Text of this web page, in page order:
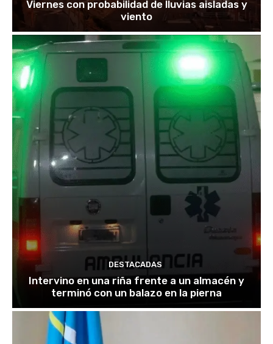
Viernes con probabilidad de lluvias aisladas y
viento
DESTACADAS
Intervino en una riña frente a un almacén y
terminó con un balazo en la pierna